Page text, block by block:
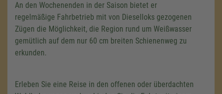
An den Wochenenden in der Saison bietet er
regelmäßige Fahrbetrieb mit von Dieselloks gezogenen
Zügen die Möglichkeit, die Region rund um Weißwasser
gemütlich auf dem nur 60 cm breiten Schienenweg zu
erkunden.
Erleben Sie eine Reise in den offenen oder überdachten